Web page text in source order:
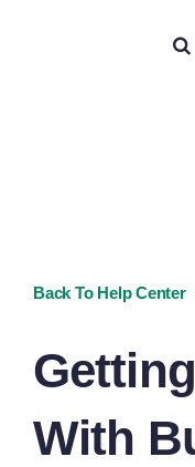
Back To Help Center
With